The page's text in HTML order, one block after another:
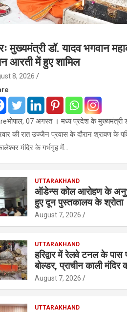
मुख्यमंत्री डॉ. यादव भगवान
आरती में हुए शामिल
8, 2026
07 अगस्त । मध्य प्रदेश के मुख्यमंत्री
की रात उज्जैन प्रवास के दौरान श्रावण के
मंदिर के गर्भगृह में…
UTTARAKHAND
ऑडेन्स कोल आरोहण के
हुए दून पुस्तकालय के श्रोता
August 7, 2026
UTTARAKHAND
हरिद्वार में रेलवे टनल के पास
बोल्डर, प्राचीन काली
August 7, 2026
UTTARAKHAND